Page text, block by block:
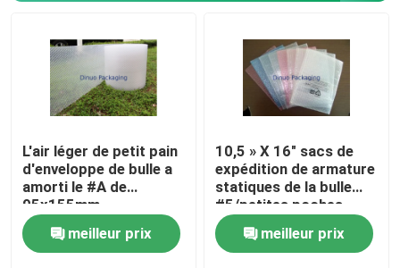
L'air léger de petit pain
d'enveloppe de bulle a
amorti le #A de
95x155mm
anticorrosion
meilleur prix
10,5 » X 16" sacs de
expédition de armature
statiques de la bulle
#5/petites poches
d'enveloppe de bulle
meilleur prix